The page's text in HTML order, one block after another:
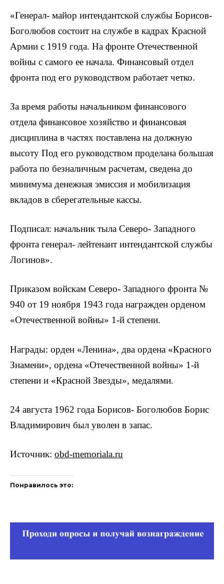
«Генерал- майор интендантской службы Борисов-
Боголюбов состоит на службе в кадрах Красной
Армии с 1919 года. На фронте Отечественной
войны с самого ее начала. Финансовый отдел
фронта под его руководством работает четко.
За время работы начальником финансового
отдела финансовое хозяйство и финансовая
дисциплина в частях поставлена на должную
высоту Под его руководством проделана большая
работа по безналичным расчетам, сведена до
минимума денежная эмиссия и мобилизация
вкладов в сберегательные кассы.
Подписал: начальник тыла Северо- Западного
фронта генерал- лейтенант интендантской службы
Логинов».
Приказом войскам Северо- Западного фронта №
940 от 19 ноября 1943 года награжден орденом
«Отечественной войны» 1-й степени.
Награды: орден «Ленина», два ордена «Красного
Знамени», ордена «Отечественной войны» 1-й
степени и «Красной Звезды», медалями.
24 августа 1962 года Борисов- Боголюбов Борис
Владимирович был уволен в запас.
Источник: obd-memoriala.ru
Понравилось это: